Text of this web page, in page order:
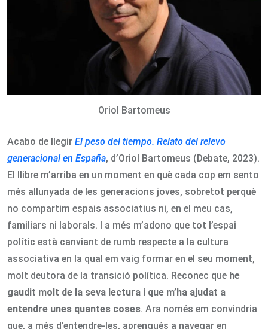
Oriol Bartomeus
Acabo de llegir El peso del tiempo. Relato del relevo
generacional en España, d’Oriol Bartomeus (Debate, 2023).
El llibre m’arriba en un moment en què cada cop em sento
més allunyada de les generacions joves, sobretot perquè
no compartim espais associatius ni, en el meu cas,
familiars ni laborals. I a més m’adono que tot l’espai
polític està canviant de rumb respecte a la cultura
associativa en la qual em vaig formar en el seu moment,
molt deutora de la transició política. Reconec que he
gaudit molt de la seva lectura i que m’ha ajudat a
entendre unes quantes coses. Ara només em convindria
que, a més d’entendre-les, aprengués a navegar en